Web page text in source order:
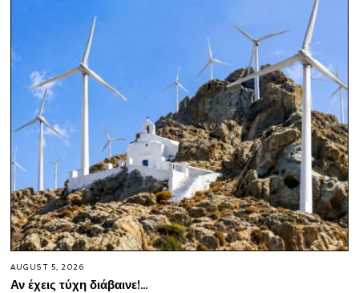
AUGUST 5, 2026
Αν έχεις τύχη διάβαινε!…